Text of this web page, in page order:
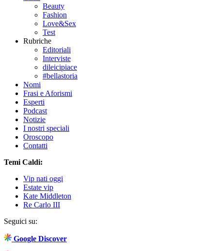
Beauty
Fashion
Love&Sex
Test
Rubriche
Editoriali
Interviste
dileicipiace
#bellastoria
Nomi
Frasi e Aforismi
Esperti
Podcast
Notizie
I nostri speciali
Oroscopo
Contatti
Temi Caldi:
Vip nati oggi
Estate vip
Kate Middleton
Re Carlo III
Seguici su:
Google Discover